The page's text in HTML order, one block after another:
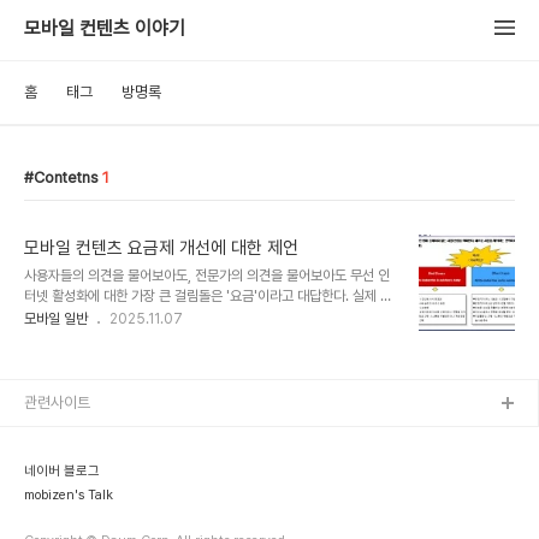
모바일 컨텐츠 이야기
홈 태그 방명록
Contetns 1
모바일 컨텐츠 요금제 개선에 대한 제언
사용자들의 의견을 물어보아도, 전문가의 의견을 물어보아도 무선 인
터넷 활성화에 대한 가장 큰 걸림돌은 '요금'이라고 대답한다. 실제 요
금이 문제인지 학습된 결과에 의한 대답인지는 모르지만 대한민국 모
진한 아이템이 하나 있다. 가장 재미있게, 가장 자신있게 추진했고, 지
있지만 사실 이 아이템만큼은 왜 실패했..
모바일 일반 2025.11.07
네이버 블로그
mobizen's Talk
관련사이트